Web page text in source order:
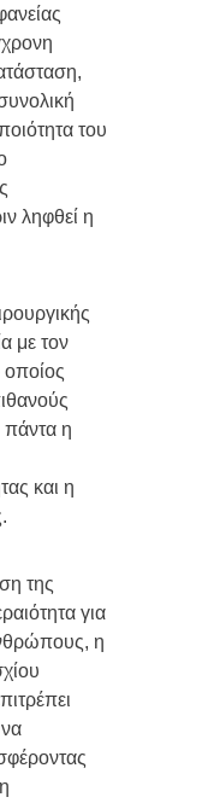
του
ληφθεί η
με τον
οποίος
πάντα η
και η
της
για
η